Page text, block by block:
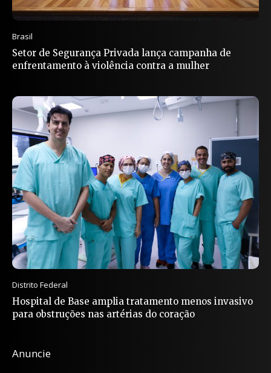
Brasil
Setor de Segurança Privada lança campanha de
enfrentamento à violência contra a mulher
Distrito Federal
Hospital de Base amplia tratamento menos invasivo
para obstruções nas artérias do coração
Anuncie